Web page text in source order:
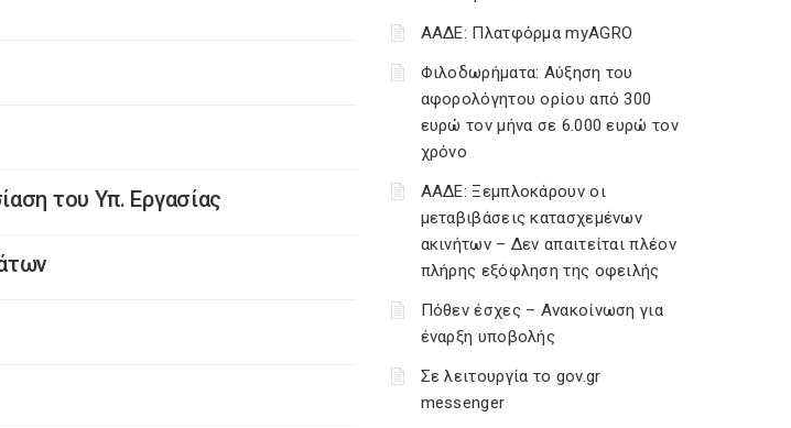
του Υπ. Εργασίας
ΑΑΔΕ: Πλατφόρμα myAGRO
Φιλοδωρήματα: Αύξηση του
αφορολόγητου ορίου από 300
ευρώ τον μήνα σε 6.000 ευρώ τον
χρόνο
ΑΑΔΕ: Ξεμπλοκάρουν οι
μεταβιβάσεις κατασχεμένων
ακινήτων – Δεν απαιτείται πλέον
πλήρης εξόφληση της οφειλής
Πόθεν έσχες – Ανακοίνωση για
έναρξη υποβολής
Σε λειτουργία το gov.gr
messenger